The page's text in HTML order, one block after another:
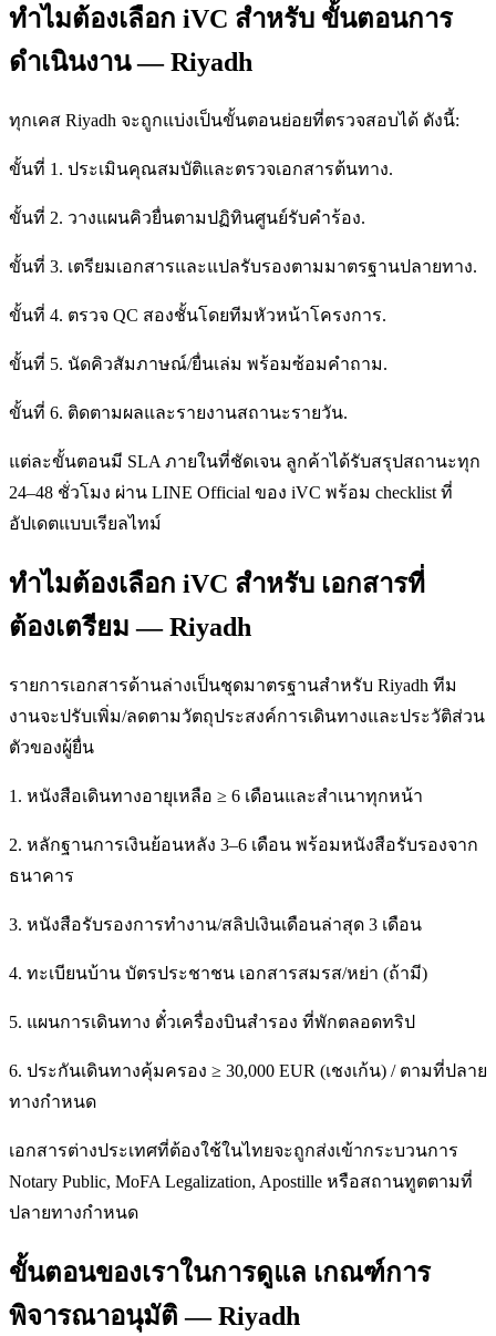
ทำไมต้องเลือก iVC สำหรับ ขั้นตอนการ
ดำเนินงาน — Riyadh
ทุกเคส Riyadh จะถูกแบ่งเป็นขั้นตอนย่อยที่ตรวจสอบได้ ดังนี้:
ขั้นที่ 1. ประเมินคุณสมบัติและตรวจเอกสารต้นทาง.
ขั้นที่ 2. วางแผนคิวยื่นตามปฏิทินศูนย์รับคำร้อง.
ขั้นที่ 3. เตรียมเอกสารและแปลรับรองตามมาตรฐานปลายทาง.
ขั้นที่ 4. ตรวจ QC สองชั้นโดยทีมหัวหน้าโครงการ.
ขั้นที่ 5. นัดคิวสัมภาษณ์/ยื่นเล่ม พร้อมซ้อมคำถาม.
ขั้นที่ 6. ติดตามผลและรายงานสถานะรายวัน.
แต่ละขั้นตอนมี SLA ภายในที่ชัดเจน ลูกค้าได้รับสรุปสถานะทุก
24–48 ชั่วโมง ผ่าน LINE Official ของ iVC พร้อม checklist ที่
อัปเดตแบบเรียลไทม์
ทำไมต้องเลือก iVC สำหรับ เอกสารที่
ต้องเตรียม — Riyadh
รายการเอกสารด้านล่างเป็นชุดมาตรฐานสำหรับ Riyadh ทีม
งานจะปรับเพิ่ม/ลดตามวัตถุประสงค์การเดินทางและประวัติส่วน
ตัวของผู้ยื่น
1. หนังสือเดินทางอายุเหลือ ≥ 6 เดือนและสำเนาทุกหน้า
2. หลักฐานการเงินย้อนหลัง 3–6 เดือน พร้อมหนังสือรับรองจาก
ธนาคาร
3. หนังสือรับรองการทำงาน/สลิปเงินเดือนล่าสุด 3 เดือน
4. ทะเบียนบ้าน บัตรประชาชน เอกสารสมรส/หย่า (ถ้ามี)
5. แผนการเดินทาง ตั๋วเครื่องบินสำรอง ที่พักตลอดทริป
6. ประกันเดินทางคุ้มครอง ≥ 30,000 EUR (เชงเก้น) / ตามที่ปลาย
ทางกำหนด
เอกสารต่างประเทศที่ต้องใช้ในไทยจะถูกส่งเข้ากระบวนการ
Notary Public, MoFA Legalization, Apostille หรือสถานทูตตามที่
ปลายทางกำหนด
ขั้นตอนของเราในการดูแล เกณฑ์การ
พิจารณาอนุมัติ — Riyadh